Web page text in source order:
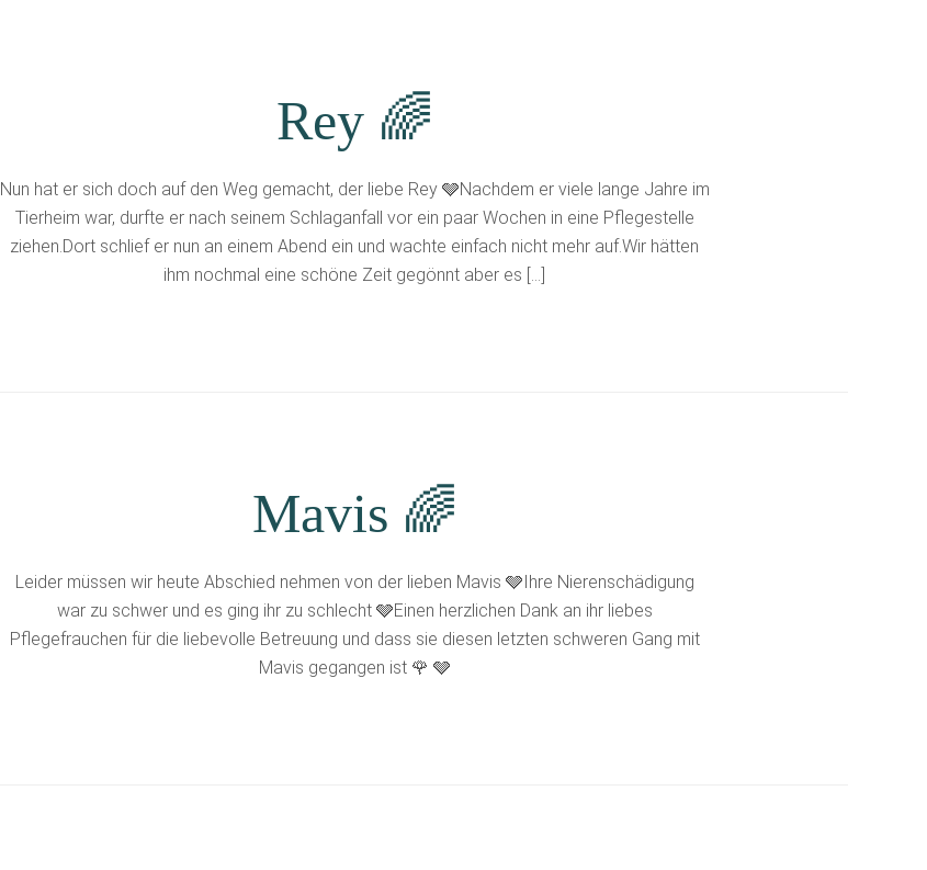
Rey 🌈
Nun hat er sich doch auf den Weg gemacht, der liebe Rey 🩶Nachdem er viele lange Jahre im
Tierheim war, durfte er nach seinem Schlaganfall vor ein paar Wochen in eine Pflegestelle
ziehen.Dort schlief er nun an einem Abend ein und wachte einfach nicht mehr auf.Wir hätten
ihm nochmal eine schöne Zeit gegönnt aber es […]
Mavis 🌈
Leider müssen wir heute Abschied nehmen von der lieben Mavis 🩶Ihre Nierenschädigung
war zu schwer und es ging ihr zu schlecht 🩶Einen herzlichen Dank an ihr liebes
Pflegefrauchen für die liebevolle Betreuung und dass sie diesen letzten schweren Gang mit
Mavis gegangen ist 🌹 🩶